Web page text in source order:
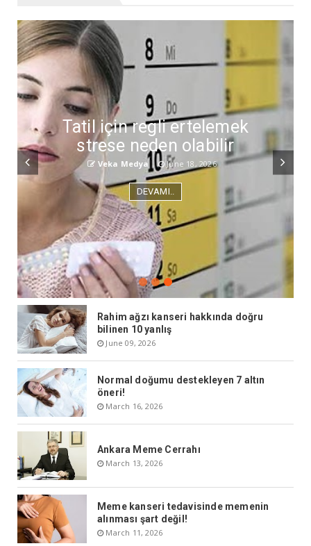
Tatil için regli ertelemek
strese neden olabilir
Veka Medya June 18, 2026
DEVAMI..
Rahim ağzı kanseri hakkında doğru
bilinen 10 yanlış
June 09, 2026
Normal doğumu destekleyen 7 altın
öneri!
March 16, 2026
Ankara Meme Cerrahı
March 13, 2026
Meme kanseri tedavisinde memenin
alınması şart değil!
March 11, 2026